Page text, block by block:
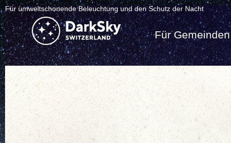
Für umweltschonende Beleuchtung und den Schutz der Nacht
Für Gemeinden